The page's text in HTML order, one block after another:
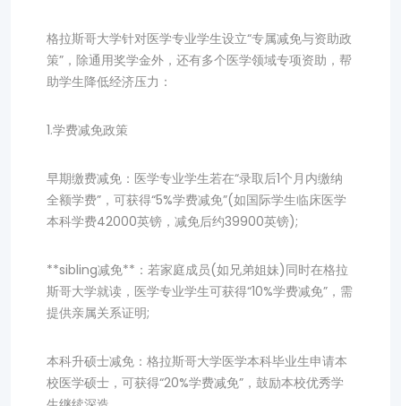
格拉斯哥大学针对医学专业学生设立“专属减免与资助政
策”，除通用奖学金外，还有多个医学领域专项资助，帮
助学生降低经济压力：
1.学费减免政策
早期缴费减免：医学专业学生若在“录取后1个月内缴纳
全额学费”，可获得“5%学费减免”(如国际学生临床医学
本科学费42000英镑，减免后约39900英镑);
**sibling减免**：若家庭成员(如兄弟姐妹)同时在格拉
斯哥大学就读，医学专业学生可获得“10%学费减免”，需
提供亲属关系证明;
本科升硕士减免：格拉斯哥大学医学本科毕业生申请本
校医学硕士，可获得“20%学费减免”，鼓励本校优秀学